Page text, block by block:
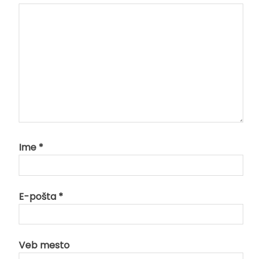
Ime *
E-pošta *
Veb mesto